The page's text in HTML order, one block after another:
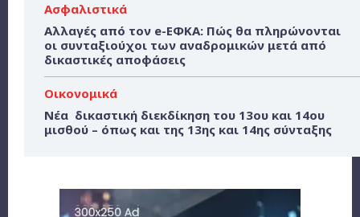
Ασφαλιστικά
Αλλαγές από τον e-ΕΦΚΑ: Πώς θα πληρώνονται
οι συνταξιούχοι των αναδρομικών μετά από
δικαστικές αποφάσεις
Οικονομικά
Νέα δικαστική διεκδίκηση του 13ου και 14ου
μισθού – όπως και της 13ης και 14ης σύνταξης